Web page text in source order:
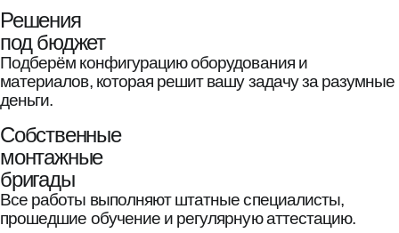
Решения
под бюджет
Подберём конфигурацию оборудования и
материалов, которая решит вашу задачу за разумные
деньги.
Собственные
монтажные
бригады
Все работы выполняют штатные специалисты,
прошедшие обучение и регулярную аттестацию.